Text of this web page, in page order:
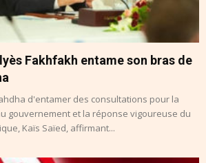
Fakhfakh entame son bras de
d'entamer des consultations pour la
gouvernement et la réponse vigoureuse du
Kaïs Saïed, affirmant...